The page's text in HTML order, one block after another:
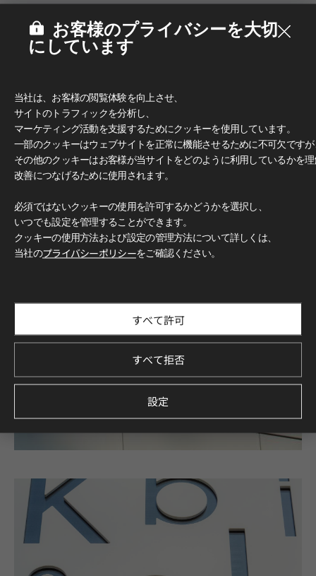
お客様のプライバシーを大切
にしています
当社は、お客様の閲覧体験を向上させ、
サイトのトラフィックを分析し、
マーケティング活動を支援するためにクッキーを使用しています。
一部のクッキーはウェブサイトを正常に機能させるために不可欠です
その他のクッキーはお客様が当サイトをどのように利用しているかを
改善につなげるために使用されます。
必須ではないクッキーの使用を許可するかどうかを選択し、
いつでも設定を管理することができます。
クッキーの使用方法および設定の管理方法について詳しくは、
当社のプライバシーポリシーをご確認ください。
すべて許可
すべて拒否
設定